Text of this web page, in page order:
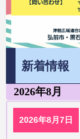
新着情報
2026年8月
2026年8月7日